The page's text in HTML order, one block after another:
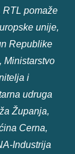
RTL pomaže
unije,
Republike
Ministarstvo
i
udruga
Županja,
Cerna,
Industrija